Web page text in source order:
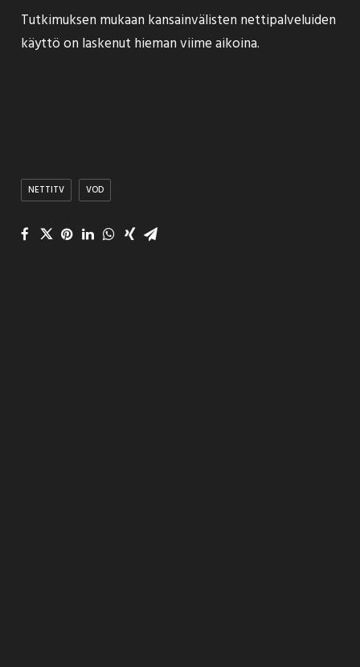
Tutkimuksen mukaan kansainvälisten nettipalveluiden
käyttö on laskenut hieman viime aikoina.
NETTITV VOD